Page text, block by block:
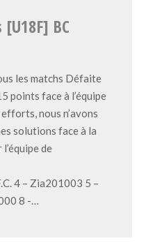
[U18F] BC
les matchs Défaite
points face à l’équipe
nous n’avons
solutions face à la
de
4 – Zia201003 5 –
8 -…